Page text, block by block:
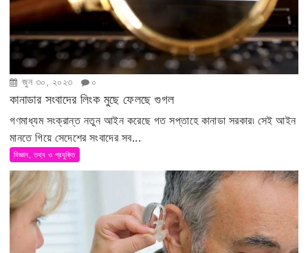
জুন ৩০, ২০২৩ ০
কানাডার সংবাদের লিংক মুছে ফেলছে গুগল
গণমাধ্যম সংক্রান্ত নতুন আইন করেছে গত সপ্তাহে কানাডা সরকার৷ সেই আইন
মানতে গিয়ে সেদেশের সংবাদের সব...
বিজ্ঞান, তথ্য ও প্রযুক্তি